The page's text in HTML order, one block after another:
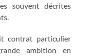
souvent décrites
contrat particulier
ambition en